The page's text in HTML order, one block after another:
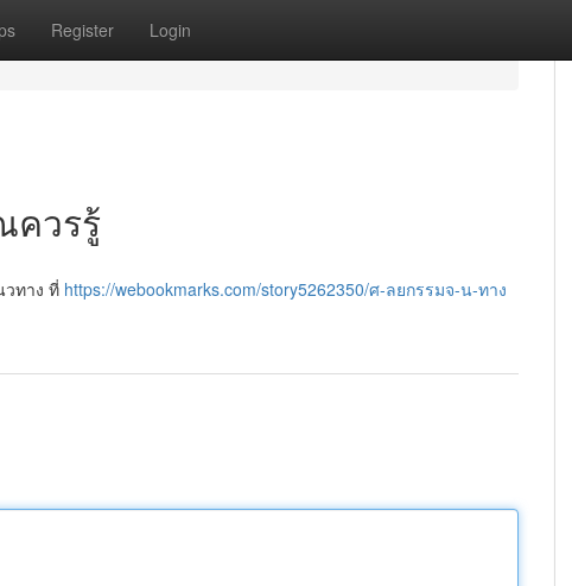
Register Login
ควรรู้
ทาง ที่ https://webookmarks.com/story5262350/ศ-ลยกรรมจ-น-ทาง